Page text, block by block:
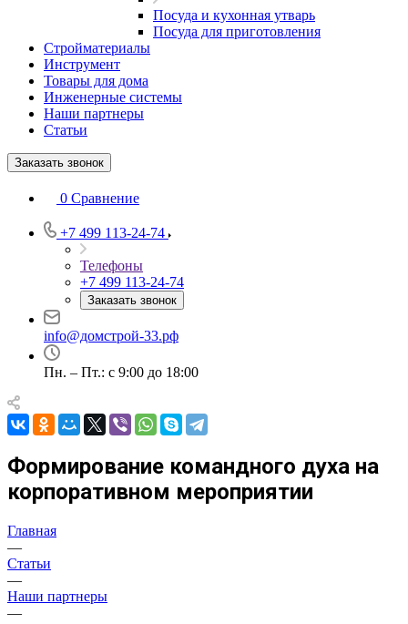
Посуда и кухонная утварь
Посуда для приготовления
Стройматериалы
Инструмент
Товары для дома
Инженерные системы
Наши партнеры
Статьи
Заказать звонок
0 Сравнение
+7 499 113-24-74
Телефоны
+7 499 113-24-74
Заказать звонок
info@домстрой-33.рф
Пн. – Пт.: с 9:00 до 18:00
Формирование командного духа на
корпоративном мероприятии
Главная
—
Статьи
—
Наши партнеры
—